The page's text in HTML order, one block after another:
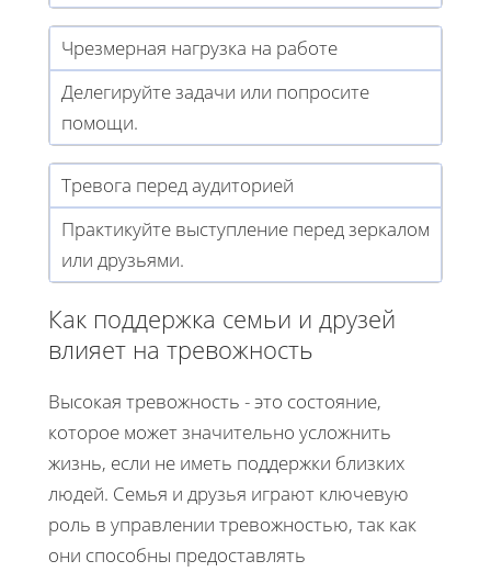
Чрезмерная нагрузка на работе
Делегируйте задачи или попросите
помощи.
Тревога перед аудиторией
Практикуйте выступление перед зеркалом
или друзьями.
Как поддержка семьи и друзей
влияет на тревожность
Высокая тревожность - это состояние,
которое может значительно усложнить
жизнь, если не иметь поддержки близких
людей. Семья и друзья играют ключевую
роль в управлении тревожностью, так как
они способны предоставлять